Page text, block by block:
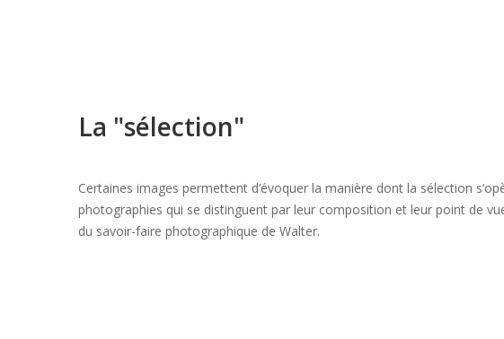
La "sélection"
Certaines images permettent d’évoquer la manière dont la sélection
photographies qui se distinguent par leur composition et leur point de
du savoir-faire photographique de Walter.